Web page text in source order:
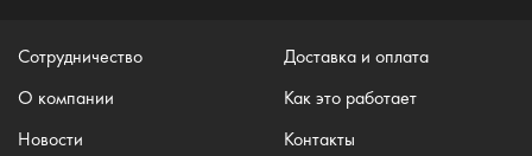
Сотрудничество
О компании
Новости
Доставка и оплата
Как это работает
Контакты